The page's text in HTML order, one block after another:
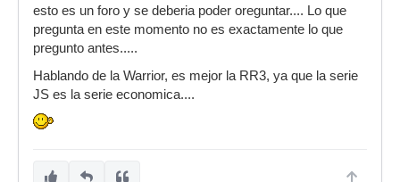
esto es un foro y se deberia poder oreguntar.... Lo que
pregunta en este momento no es exactamente lo que
pregunto antes.....
Hablando de la Warrior, es mejor la RR3, ya que la serie
JS es la serie economica....